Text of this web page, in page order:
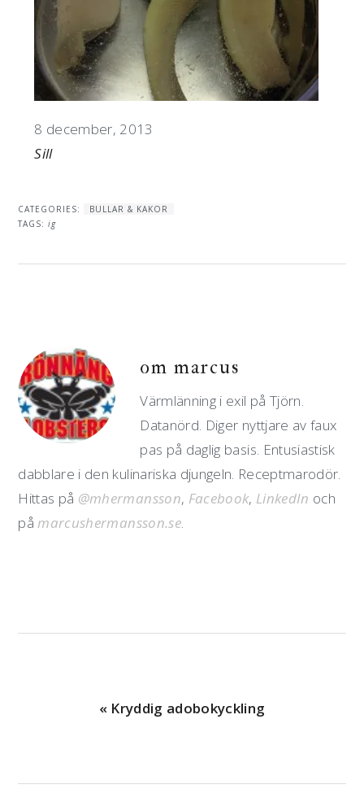
Datum
8 december, 2013
I relation till
Sill
CATEGORIES:
BULLAR & KAKOR
TAGS:ig
ommarcus
Värmlänning i exil på Tjörn.
Datanörd. Diger nyttjare av faux
pas på daglig basis. Entusiastisk
dabblare i den kulinariska djungeln. Receptmarodör.
Hittas på @mhermansson, Facebook, LinkedIn och
påmarcushermansson.se.
Föregående
« Kryddig adobokyckling